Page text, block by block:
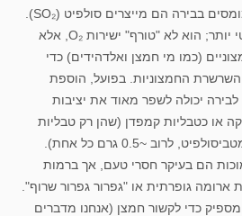
אותו תפקיד – כאשר הם מומסים בבירה הם מייצרים סולפיט (SO₂).
סולפיט הוא לוכד חמצן איטי יותר; הוא לא "טורף" ישירות O₂, אלא
(כמו מי חמצן ואלדהידים) כדי
השרשרת החמצוניות. בפועל, הוספת
כמות קטנה של SMB/PMB לבירה יכולה לשפר מאוד את יציבות
או כטבליות קמפדן (שהן רק טבליות
שנמדדו מראש של אשלגן מטביסולפיט, לרוב ~0.5 גרם כל אחת).
הם בעיקר חסרי טעם, אך ברמות
ארומה גופרתית או "גפרור גפרור שרוף".
כדי לקשור חמצן (אנחנו מדברים